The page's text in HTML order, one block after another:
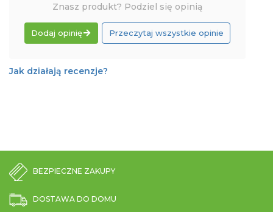
Znasz produkt? Podziel się opinią
Dodaj opinię Przeczytaj wszystkie opinie
Jak działają recenzje?
BEZPIECZNE ZAKUPY
DOSTAWA DO DOMU